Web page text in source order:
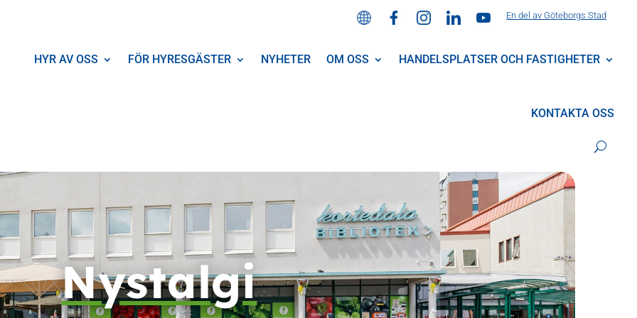
En del av Göteborgs Stad
HYR AV OSS FÖR HYRESGÄSTER NYHETER OM OSS HANDELSPLATSER OCH FASTIGHETER
KONTAKTA OSS
Nystalgi